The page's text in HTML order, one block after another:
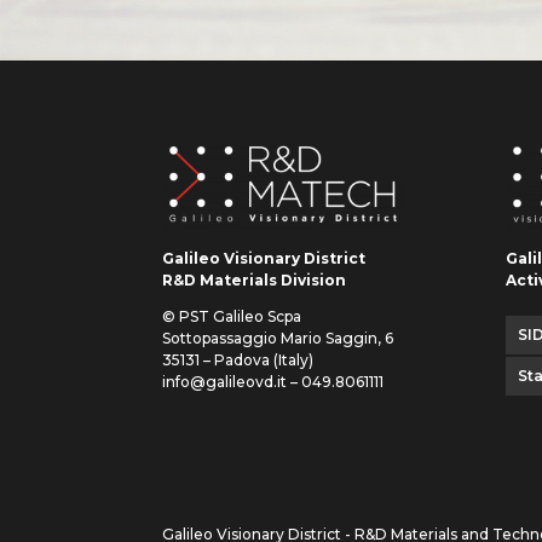
Galileo Visionary District
R&D Materials Division
© PST Galileo Scpa
Sottopassaggio Mario Saggin, 6
35131 – Padova (Italy)
info@galileovd.it – 049.8061111
Galileo Visionary District - R&D Materials and